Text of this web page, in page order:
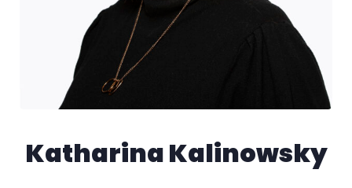
Katharina Kalinowsky​